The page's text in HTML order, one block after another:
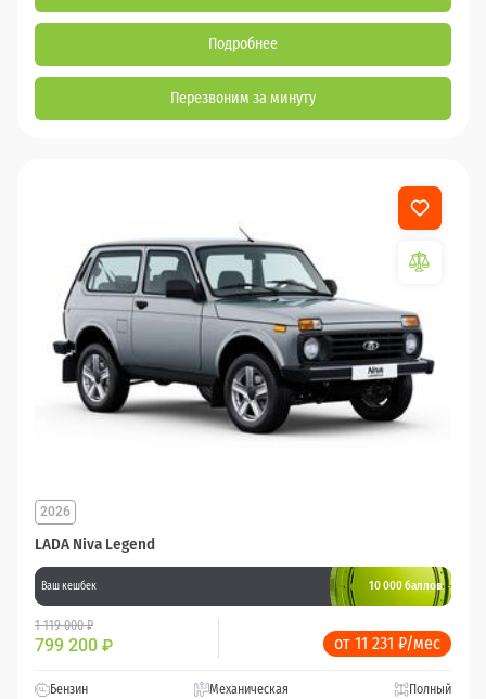
Подробнее
Перезвоним за минуту
LADA Niva Legend
2026
Ваш кешбек 10 000 баллов
1 119 000 ₽
799 200 ₽ от 11 231 ₽/мес
Бензин Механическая Полный